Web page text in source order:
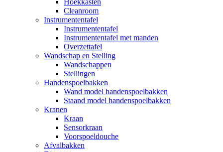
Cleanroom
Instrumententafel
Instrumententafel
Instrumententafel met manden
Overzettafel
Wandschap en Stelling
Wandschappen
Stellingen
Handenspoelbakken
Wand model handenspoelbakken
Staand model handenspoelbakken
Kranen
Kraan
Sensorkraan
Voorspoeldouche
Afvalbakken